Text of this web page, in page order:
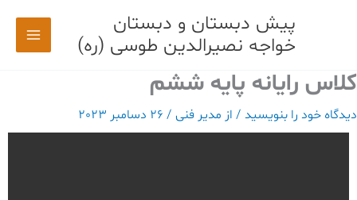
پیش دبستان و دبستان
خواجه نصیرالدین طوسی (ره)
کلاس رایانه پایه ششم
دیدگاه‌ خود را بنویسید / از مدیر فنی / 26 دسامبر 2023